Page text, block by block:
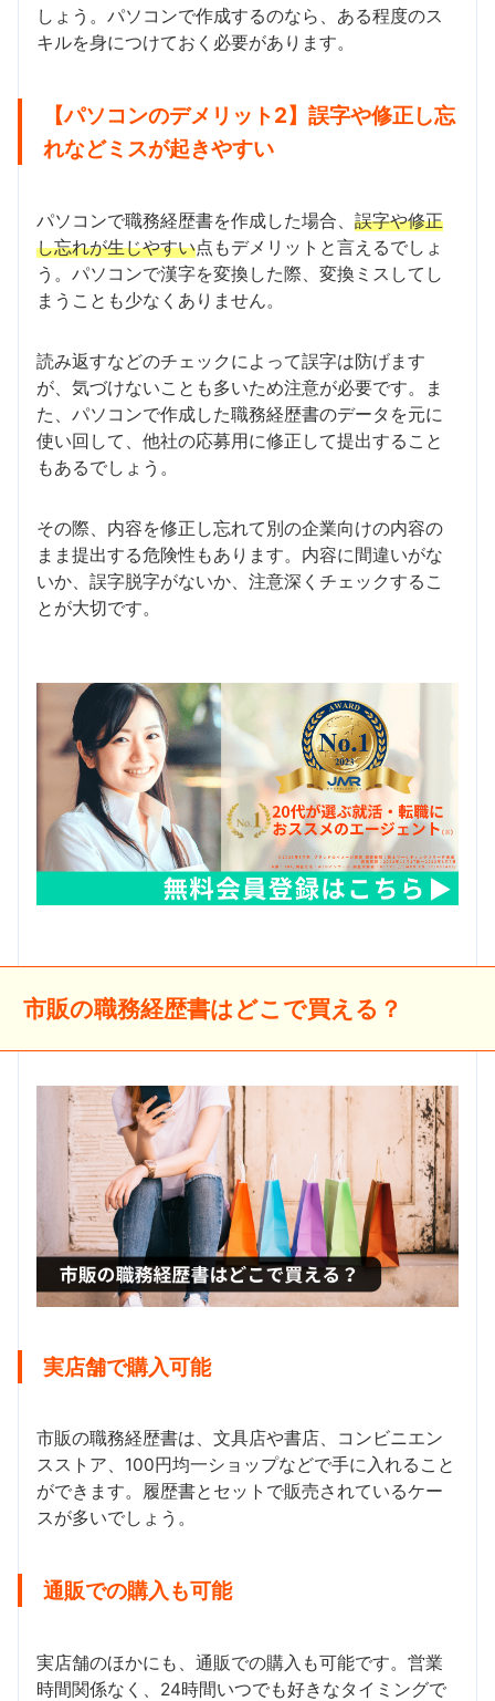
しょう。パソコンで作成するのなら、ある程度のス
キルを身につけておく必要があります。
【パソコンのデメリット2】誤字や修正し忘
れなどミスが起きやすい
パソコンで職務経歴書を作成した場合、 誤字や修正
し忘れが生じやすい点もデメリットと言えるでしょ
う。パソコンで漢字を変換した際、変換ミスしてし
まうことも少なくありません。
読み返すなどのチェックによって誤字は防げます
が、気づけないことも多いため注意が必要です。ま
た、パソコンで作成した職務経歴書のデータを元に
使い回して、他社の応募用に修正して提出すること
もあるでしょう。
その際、内容を修正し忘れて別の企業向けの内容の
まま提出する危険性もあります。内容に間違いがな
いか、誤字脱字がないか、注意深くチェックするこ
とが大切です。
市販の職務経歴書はどこで買える？
実店舗で購入可能
市販の職務経歴書は、文具店や書店、コンビニエン
スストア、100円均一ショップなどで手に入れること
ができます。履歴書とセットで販売されているケー
スが多いでしょう。
通販での購入も可能
実店舗のほかにも、通販での購入も可能です。営業
時間関係なく、24時間いつでも好きなタイミングで